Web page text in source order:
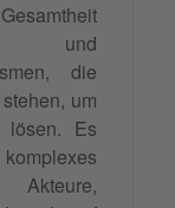
und
die
um
lösen. Es